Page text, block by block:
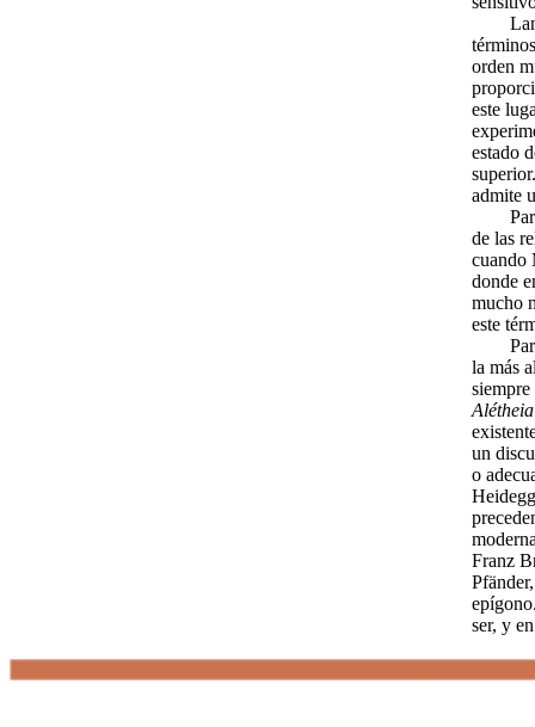
orden
este
estado
admite
Para
de las
cuando
donde
mucho
este
Para
la más
siempre
un
o
Franz
ser, y